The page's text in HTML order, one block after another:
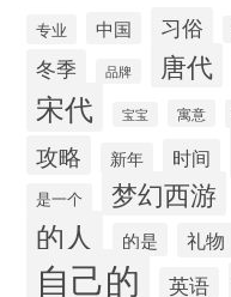
专业 中国 习俗
冬季 品牌 唐代
宋代 宝宝 寓意
攻略 新年 时间
是一个 梦幻西游
的人 的是 礼物
自己的 英语